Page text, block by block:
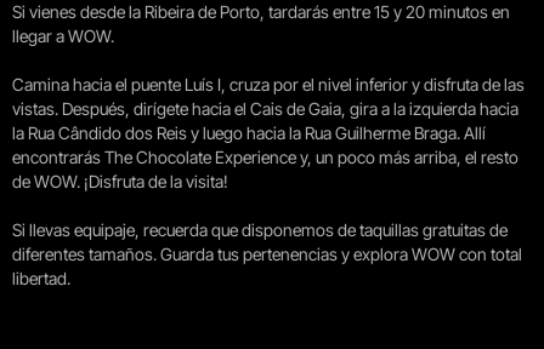
Si vienes desde la Ribeira de Porto, tardarás entre 15 y 20 minutos en
llegar a WOW.
Camina hacia el puente Luís I, cruza por el nivel inferior y disfruta de las
vistas. Después, dirígete hacia el Cais de Gaia, gira a la izquierda hacia
la Rua Cândido dos Reis y luego hacia la Rua Guilherme Braga. Allí
encontrarás The Chocolate Experience y, un poco más arriba, el resto
de WOW. ¡Disfruta de la visita!
Si llevas equipaje, recuerda que disponemos de taquillas gratuitas de
diferentes tamaños. Guarda tus pertenencias y explora WOW con total
libertad.